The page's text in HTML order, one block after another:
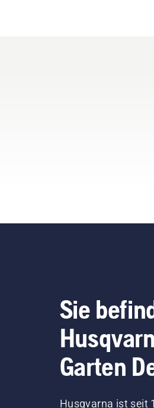
Sie
Garten
Husqvarna ist seit